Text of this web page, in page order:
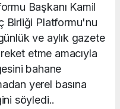
Başkanı Kamil
Birliği Platformu'nu
ve aylık gazete
etme amacıyla
bahane
yerel basına
söyledi..